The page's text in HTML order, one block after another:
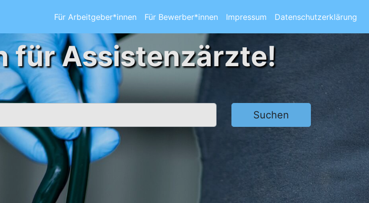
Für Arbeitgeber*innen Für Bewerber*innen Impressum Datenschutzerklärung
für Assistenzärzte!
Suchen